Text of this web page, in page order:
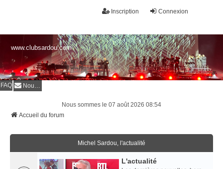
Connexion
Inscription
www.clubsardou.com
FAQ Nous contacter
Nous sommes le 07 août 2026 08:54
Accueil du forum
Michel Sardou, l'actualité
L'actualité